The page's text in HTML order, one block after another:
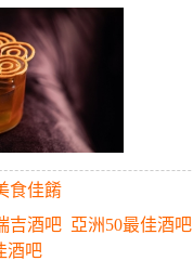
食佳餚
吉酒吧 亞洲50最佳酒吧
酒吧